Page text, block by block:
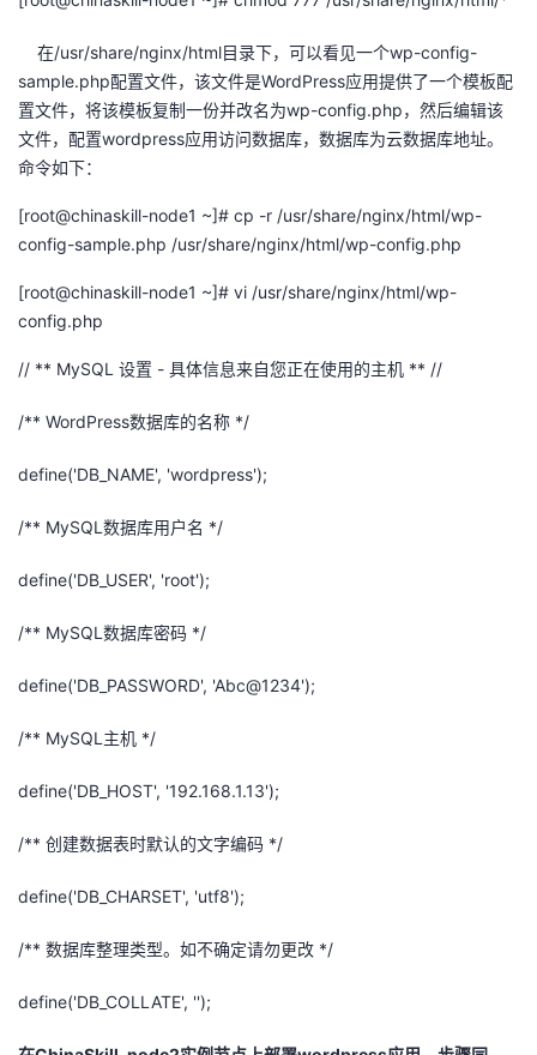
在/usr/share/nginx/html目录下，可以看见一个wp-config-
sample.php配置文件，该文件是WordPress应用提供了一个模板配
置文件，将该模板复制一份并改名为wp-config.php，然后编辑该
文件，配置wordpress应用访问数据库，数据库为云数据库地址。
命令如下：
[root@chinaskill-node1 ~]# cp -r /usr/share/nginx/html/wp-
config-sample.php /usr/share/nginx/html/wp-config.php
[root@chinaskill-node1 ~]# vi /usr/share/nginx/html/wp-
config.php
// ** MySQL 设置 - 具体信息来自您正在使用的主机 ** //
/** WordPress数据库的名称 */
define('DB_NAME', 'wordpress');
/** MySQL 数据库用户名 */
define('DB_USER', 'root');
/** MySQL 数据库密码 */
define('DB_PASSWORD', 'Abc@1234');
/** MySQL 主机 */
define('DB_HOST', '192.168.1.13');
/** 创建数据表时默认的文字编码 */
define('DB_CHARSET', 'utf8');
/** 数据库整理类型。如不确定请勿更改 */
define('DB_COLLATE', '');